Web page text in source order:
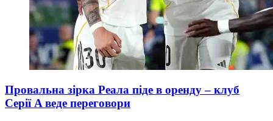
Провальна зірка Реала піде в оренду – клуб
Серії A веде переговори